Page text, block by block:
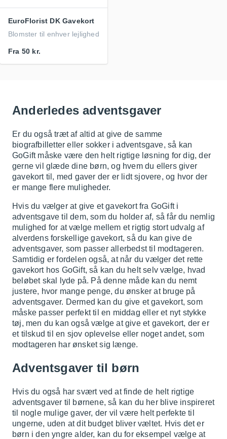
EuroFlorist DK Gavekort
Blomster til enhver lejlighed
Fra 50 kr.
Anderledes adventsgaver
Er du også træt af altid at give de samme
biografbilletter eller sokker i adventsgave, så kan
GoGift måske være den helt rigtige løsning for dig, der
gerne vil glæde dine børn, og hvem du ellers giver
gavekort til, med gaver der er lidt sjovere, og hvor der
er mange flere muligheder.
Hvis du vælger at give et gavekort fra GoGift i
adventsgave til dem, som du holder af, så får du nemlig
mulighed for at vælge mellem et rigtig stort udvalg af
alverdens forskellige gavekort, så du kan give de
adventsgaver, som passer allerbedst til modtageren.
Samtidig er fordelen også, at når du vælger det rette
gavekort hos GoGift, så kan du helt selv vælge, hvad
beløbet skal lyde på. På denne måde kan du nemt
justere, hvor mange penge, du ønsker at bruge på
adventsgaver. Dermed kan du give et gavekort, som
måske passer perfekt til en middag eller et nyt stykke
tøj, men du kan også vælge at give et gavekort, der er
et tilskud til en sjov oplevelse eller noget andet, som
modtageren har ønsket sig længe.
Adventsgaver til børn
Hvis du også har svært ved at finde de helt rigtige
adventsgaver til børnene, så kan du her blive inspireret
til nogle mulige gaver, der vil være helt perfekte til
ungerne, uden at dit budget bliver væltet. Hvis det er
børn i den yngre alder, kan du for eksempel vælge at